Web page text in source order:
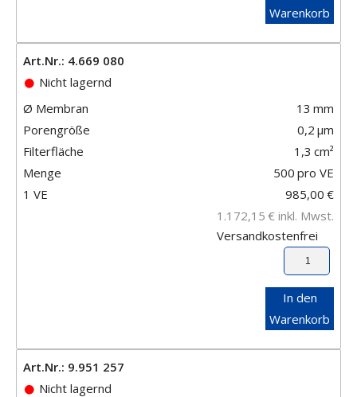
Warenkorb
Art.Nr.: 4.669 080
Nicht lagernd
Ø Membran
13 mm
Porengröße
0,2 μm
Filterfläche
1,3 cm²
Menge
500 pro VE
1 VE
985,00 €
1.172,15 € inkl. Mwst.
Versandkostenfrei
In den
Warenkorb
Art.Nr.: 9.951 257
Nicht lagernd